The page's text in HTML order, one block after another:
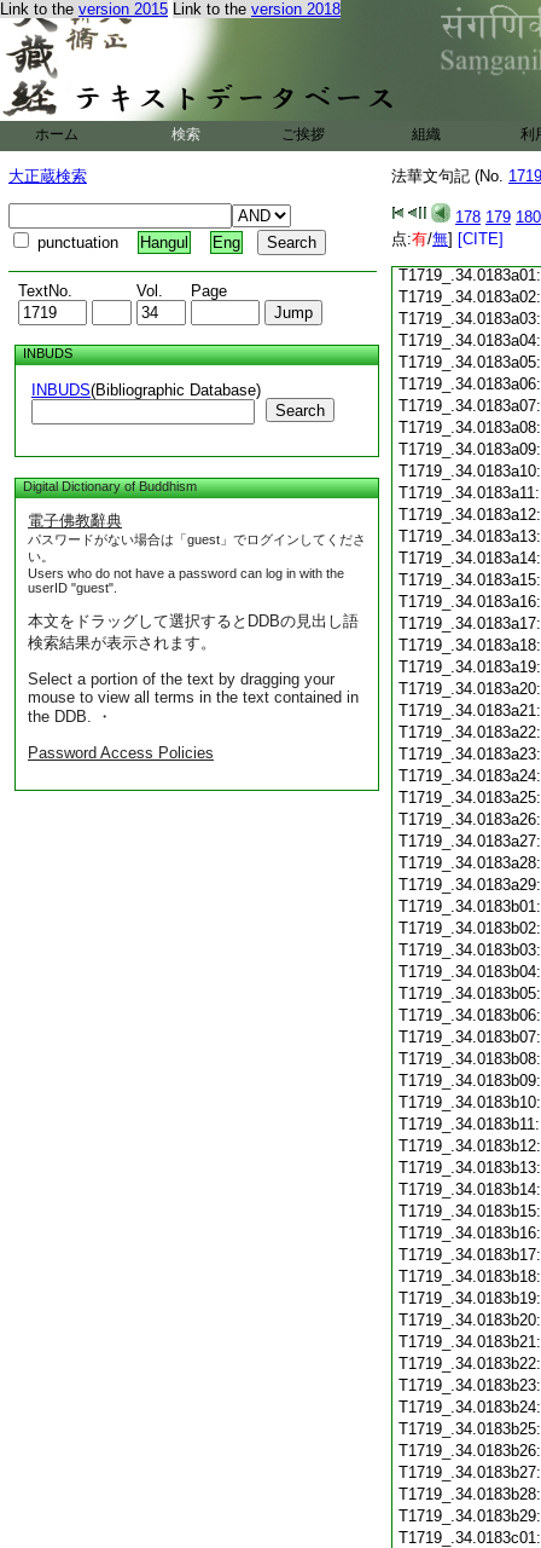
Link to the version 2015 Link to the version 2018
ホーム 検索 ご挨拶 組織 利
大正蔵検索
punctuation Hangul Eng
TextNo. Vol. Page
INBUDS
INBUDS(Bibliographic Database)
Search
Digital Dictionary of Buddhism
電子佛教辭典
パスワードがない場合は「guest」でログインしてくださ
い。
Users who do not have a password can log in with the
userID "guest".
本文をドラッグして選択するとDDBの見出し語
検索結果が表示されます。
Select a portion of the text by dragging your
mouse to view all terms in the text contained in
the DDB. ・
Password Access Policies
法華文句記 (No.
178 179 180
点:有/無] [CITE]